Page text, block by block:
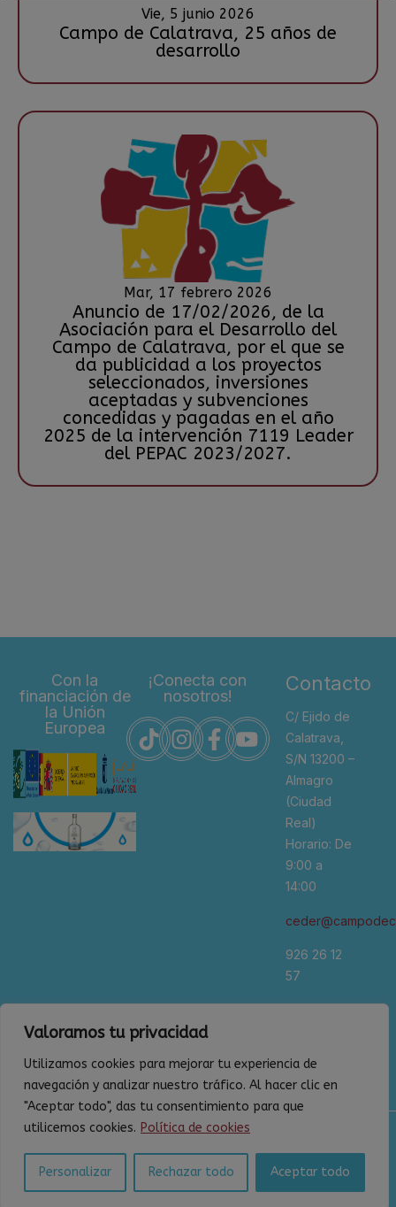
Valoramos tu privacidad
Utilizamos cookies para mejorar tu experiencia de
navegación y analizar nuestro tráfico. Al hacer clic en
"Aceptar todo", das tu consentimiento para que
utilicemos cookies. Política de cookies
Personalizar Rechazar todo Aceptar todo
Vie, 5 junio 2026
Campo de Calatrava, 25 años de
desarrollo
Mar, 17 febrero 2026
Anuncio de 17/02/2026, de la
Asociación para el Desarrollo del
Campo de Calatrava, por el que se
da publicidad a los proyectos
seleccionados, inversiones
aceptadas y subvenciones
concedidas y pagadas en el año
2025 de la intervención 7119 Leader
del PEPAC 2023/2027.
Con la
financiación de
la Unión
Europea
¡Conecta con
nosotros!
Contacto
C/ Ejido de
Calatrava,
S/N 13200 –
Almagro
(Ciudad
Real)
Horario: De
9:00 a
14:00
926 26 12
57
Política de cookies